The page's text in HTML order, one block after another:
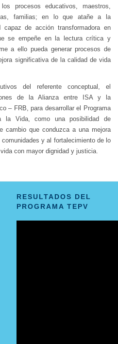
procesos educativos, maestros,
familias; en lo que atañe a la
capaz de acción transformadora en
se empeñe en la lectura crítica y
a ello pueda generar procesos de
significativa de la calidad de vida
del referente conceptual, el
de la Alianza entre ISA y la
– FRB, para desarrollar el Programa
la Vida, como una posibilidad de
cambio que conduzca a una mejora
y al fortalecimiento de lo
con mayor dignidad y justicia.
RESULTADOS DEL
PROGRAMA TEPV